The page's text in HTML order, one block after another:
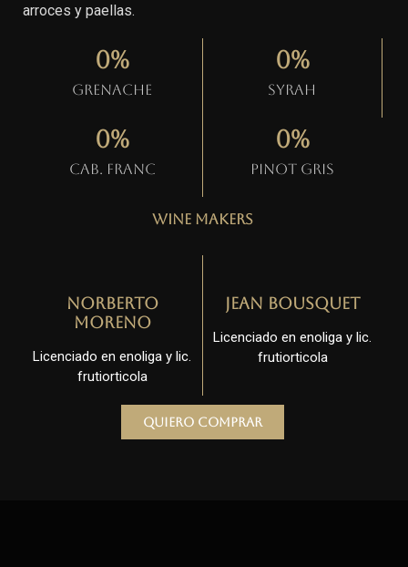
arroces y paellas.
Grenache
0%
Syrah
0%
Cab. Franc
0%
Pinot gris
0%
Wine Makers
Norberto
Moreno
Licenciado en enoliga y lic.
frutiorticola
Jean Bousquet
Licenciado en enoliga y lic.
frutiorticola
Quiero comprar